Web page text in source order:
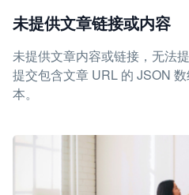
未提供文章链接或内容
未提供文章内容或链接，无法
提交包含文章 URL 的 JSON
本。